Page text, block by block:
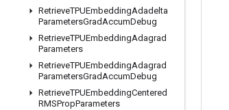
RetrieveTPUEmbeddingAdadelta
ParametersGradAccumDebug
RetrieveTPUEmbeddingAdagrad
Parameters
RetrieveTPUEmbeddingAdagrad
ParametersGradAccumDebug
RetrieveTPUEmbeddingCentered
RMSPropParameters